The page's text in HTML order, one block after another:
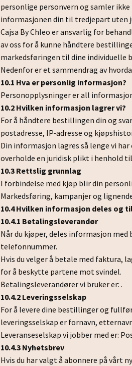
personlige personvern og samler
informasjonen din til tredjepart uten
Cajsa By Chleo er ansvarlig for
av oss for å kunne håndtere
markedsføringen til dine individuelle
Nedenfor er et sammendrag av
10.1 Hva er personlig informasjon?
Personopplysninger er all
10.2 Hvilken informasjon lagrer vi?
For å håndtere bestillingen din og
postadresse, IP-adresse og
Din informasjon lagres så lenge vi
overholde en juridisk plikt i henhold
10.3 Rettslig grunnlag
I forbindelse med kjøp blir din
Markedsføring, kampanjer og
10.4 Hvilken informasjon deles og
10.4.1 Betalingsleverandør
Når du kjøper, deles informasjon
telefonnummer.
Hvis du velger å betale med faktura,
for å beskytte partene mot svindel.
Betalingsleverandører vi bruker er: .
10.4.2 Leveringsselskap
For å levere dine bestillinger og
leveringsselskap er fornavn,
Leveranseselskap vi jobber med er:
10.4.3 Nyhetsbrev
Hvis du har valgt å abonnere på vårt